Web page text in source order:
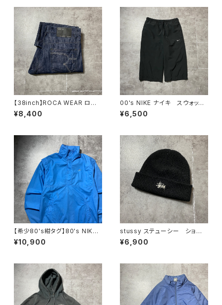
【38inch】ROCA WEAR ロカ
ウェア ジッパーフライ 濃
紺 バギーデニムパンツ ジー
¥8,400
00's NIKE ナイキ スウォッシ
ュ 刺繍ロゴ クロップド丈
ブラック 黒 ナイロンショー
¥6,500
【希少80's紺タグ】80's NIKE
ナイキ 紺タグ スウォッシュ
刺繍ワンポイント スタンドカラ
¥10,900
stussy ステューシー ショー
ンフォント 刺繍ロゴ アクリル
100% ブラック 黒 ニット
¥6,900